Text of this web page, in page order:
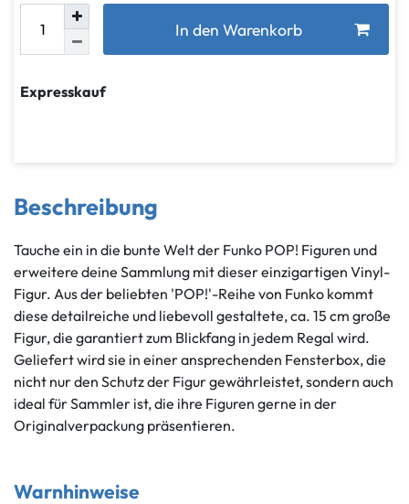
In den Warenkorb
Expresskauf
Beschreibung
Tauche ein in die bunte Welt der Funko POP! Figuren und
erweitere deine Sammlung mit dieser einzigartigen Vinyl-
Figur. Aus der beliebten 'POP!'-Reihe von Funko kommt
diese detailreiche und liebevoll gestaltete, ca. 15 cm große
Figur, die garantiert zum Blickfang in jedem Regal wird.
Geliefert wird sie in einer ansprechenden Fensterbox, die
nicht nur den Schutz der Figur gewährleistet, sondern auch
ideal für Sammler ist, die ihre Figuren gerne in der
Originalverpackung präsentieren.
Warnhinweise